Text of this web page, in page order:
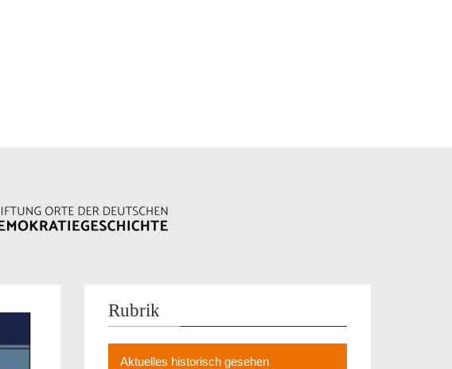
Rubrik
Aktuelles historisch gesehen